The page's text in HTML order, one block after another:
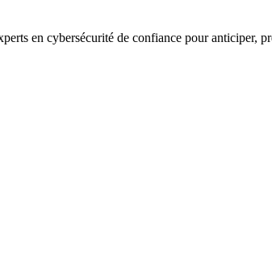
en cybersécurité de confiance pour anticiper,